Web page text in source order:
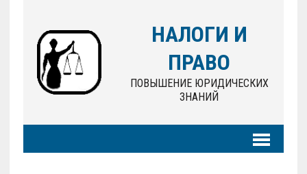
НАЛОГИ И
ПРАВО
ПОВЫШЕНИЕ ЮРИДИЧЕСКИХ
ЗНАНИЙ